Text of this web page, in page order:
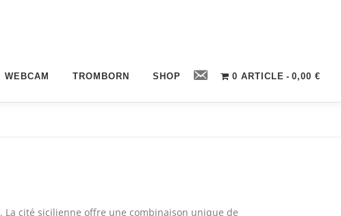
WEBCAM TROMBORN SHOP Contact0 ARTICLE 0,00 €
La cité sicilienne offre une combinaison unique de